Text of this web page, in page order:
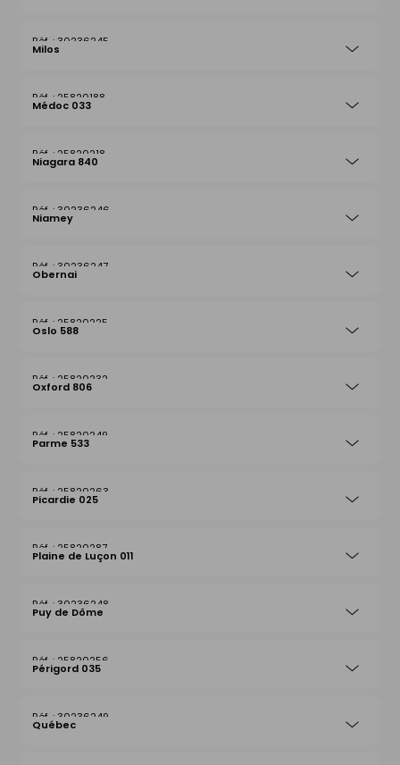
30236245
Milos
25820188
Médoc 033
25820218
Niagara 840
30236246
Niamey
30236247
Obernai
25820225
Oslo 588
25820232
Oxford 806
25820249
Parme 533
25820263
Picardie 025
25820287
Plaine de Luçon 011
30236248
Puy de Dôme
25820256
Périgord 035
30236249
Québec